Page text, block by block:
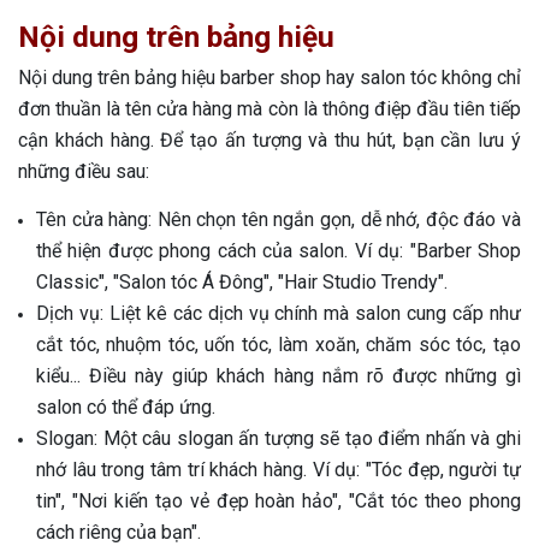
Nội dung trên bảng hiệu
Nội dung trên bảng hiệu barber shop hay salon tóc không chỉ
đơn thuần là tên cửa hàng mà còn là thông điệp đầu tiên tiếp
cận khách hàng. Để tạo ấn tượng và thu hút, bạn cần lưu ý
những điều sau:
Tên cửa hàng: Nên chọn tên ngắn gọn, dễ nhớ, độc đáo và
thể hiện được phong cách của salon. Ví dụ: "Barber Shop
Classic", "Salon tóc Á Đông", "Hair Studio Trendy".
Dịch vụ: Liệt kê các dịch vụ chính mà salon cung cấp như
cắt tóc, nhuộm tóc, uốn tóc, làm xoăn, chăm sóc tóc, tạo
kiểu... Điều này giúp khách hàng nắm rõ được những gì
salon có thể đáp ứng.
Slogan: Một câu slogan ấn tượng sẽ tạo điểm nhấn và ghi
nhớ lâu trong tâm trí khách hàng. Ví dụ: "Tóc đẹp, người tự
tin", "Nơi kiến tạo vẻ đẹp hoàn hảo", "Cắt tóc theo phong
cách riêng của bạn".